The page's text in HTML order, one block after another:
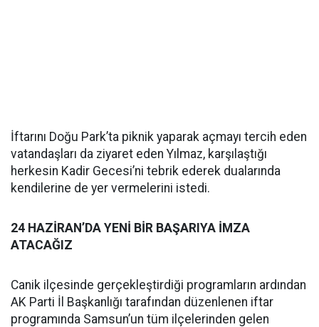
İftarını Doğu Park’ta piknik yaparak açmayı tercih eden
vatandaşları da ziyaret eden Yılmaz, karşılaştığı
herkesin Kadir Gecesi’ni tebrik ederek dualarında
kendilerine de yer vermelerini istedi.
24 HAZİRAN’DA YENİ BİR BAŞARIYA İMZA
ATACAĞIZ
Canik ilçesinde gerçekleştirdiği programların ardından
AK Parti İl Başkanlığı tarafından düzenlenen iftar
programında Samsun’un tüm ilçelerinden gelen